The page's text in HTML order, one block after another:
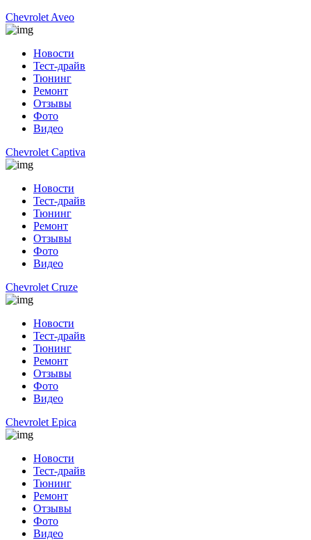
Chevrolet Aveo
Новости
Тест-драйв
Тюнинг
Ремонт
Отзывы
Фото
Видео
Chevrolet Captiva
Новости
Тест-драйв
Тюнинг
Ремонт
Отзывы
Фото
Видео
Chevrolet Cruze
Новости
Тест-драйв
Тюнинг
Ремонт
Отзывы
Фото
Видео
Chevrolet Epica
Новости
Тест-драйв
Тюнинг
Ремонт
Отзывы
Фото
Видео